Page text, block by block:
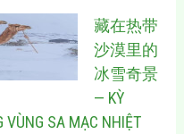
藏在热带
沙漠里的
冰雪奇景
— KỲ
VÙNG SA MẠC NHIỆT